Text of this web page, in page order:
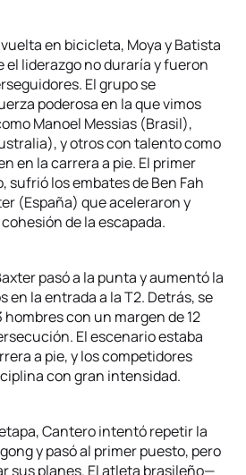
en bicicleta, Moya y Batista
el liderazgo no duraría y fueron
El grupo se
poderosa en la que vimos
Manoel Messias (Brasil),
y otros con talento como
en la carrera a pie. El primer
sufrió los embates de Ben Fah
(España) que aceleraron y
de la escapada.
pasó a la punta y aumentó la
en la entrada a la T2. Detrás, se
hombres con un margen de 12
El escenario estaba
a pie, y los competidores
con gran intensidad.
Cantero intentó repetir la
y pasó al primer puesto, pero
sus planes. El atleta brasileño—